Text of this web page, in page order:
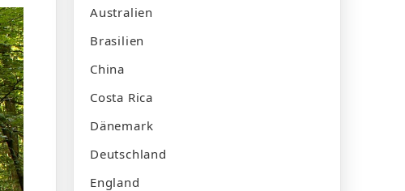
Australien
Brasilien
China
Costa Rica
Dänemark
Deutschland
England